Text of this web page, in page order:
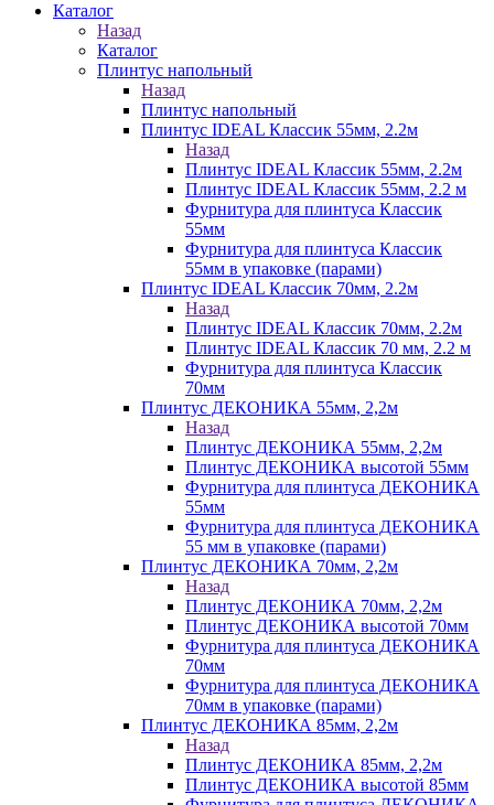
Каталог
Назад
Каталог
Плинтус напольный
Назад
Плинтус напольный
Плинтус IDEAL Классик 55мм, 2.2м
Назад
Плинтус IDEAL Классик 55мм, 2.2м
Плинтус IDEAL Классик 55мм, 2.2 м
Фурнитура для плинтуса Классик
55мм
Фурнитура для плинтуса Классик
55мм в упаковке (парами)
Плинтус IDEAL Классик 70мм, 2.2м
Назад
Плинтус IDEAL Классик 70мм, 2.2м
Плинтус IDEAL Классик 70 мм, 2.2 м
Фурнитура для плинтуса Классик
70мм
Плинтус ДЕКОНИКА 55мм, 2,2м
Назад
Плинтус ДЕКОНИКА 55мм, 2,2м
Плинтус ДЕКОНИКА высотой 55мм
Фурнитура для плинтуса ДЕКОНИКА
55мм
Фурнитура для плинтуса ДЕКОНИКА
55 мм в упаковке (парами)
Плинтус ДЕКОНИКА 70мм, 2,2м
Назад
Плинтус ДЕКОНИКА 70мм, 2,2м
Плинтус ДЕКОНИКА высотой 70мм
Фурнитура для плинтуса ДЕКОНИКА
70мм
Фурнитура для плинтуса ДЕКОНИКА
70мм в упаковке (парами)
Плинтус ДЕКОНИКА 85мм, 2,2м
Назад
Плинтус ДЕКОНИКА 85мм, 2,2м
Плинтус ДЕКОНИКА высотой 85мм